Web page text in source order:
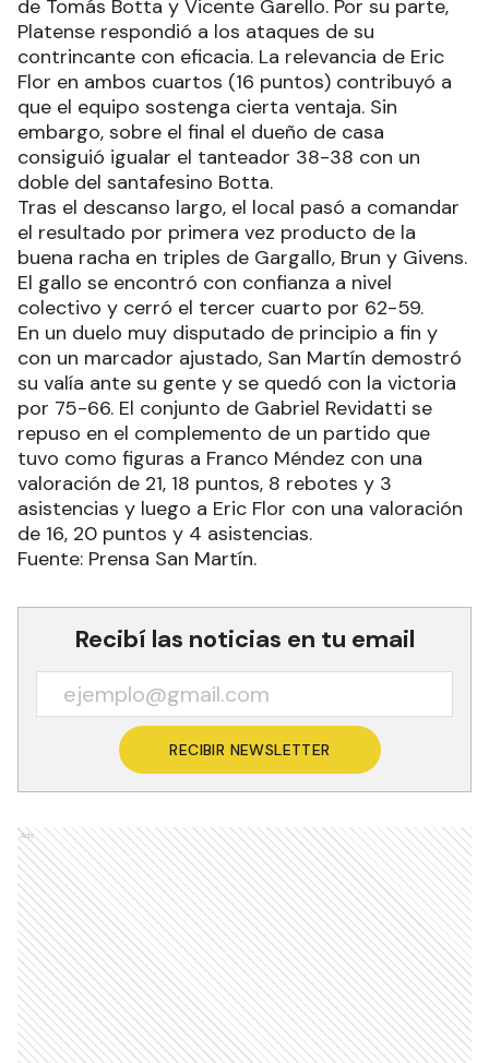
de Tomás Botta y Vicente Garello. Por su parte,
Platense respondió a los ataques de su
contrincante con eficacia. La relevancia de Eric
Flor en ambos cuartos (16 puntos) contribuyó a
que el equipo sostenga cierta ventaja. Sin
embargo, sobre el final el dueño de casa
consiguió igualar el tanteador 38-38 con un
doble del santafesino Botta.
Tras el descanso largo, el local pasó a comandar
el resultado por primera vez producto de la
buena racha en triples de Gargallo, Brun y Givens.
El gallo se encontró con confianza a nivel
colectivo y cerró el tercer cuarto por 62-59.
En un duelo muy disputado de principio a fin y
con un marcador ajustado, San Martín demostró
su valía ante su gente y se quedó con la victoria
por 75-66. El conjunto de Gabriel Revidatti se
repuso en el complemento de un partido que
tuvo como figuras a Franco Méndez con una
valoración de 21, 18 puntos, 8 rebotes y 3
asistencias y luego a Eric Flor con una valoración
de 16, 20 puntos y 4 asistencias.
Fuente: Prensa San Martín.
Recibí las noticias en tu email
RECIBIR NEWSLETTER
Ads